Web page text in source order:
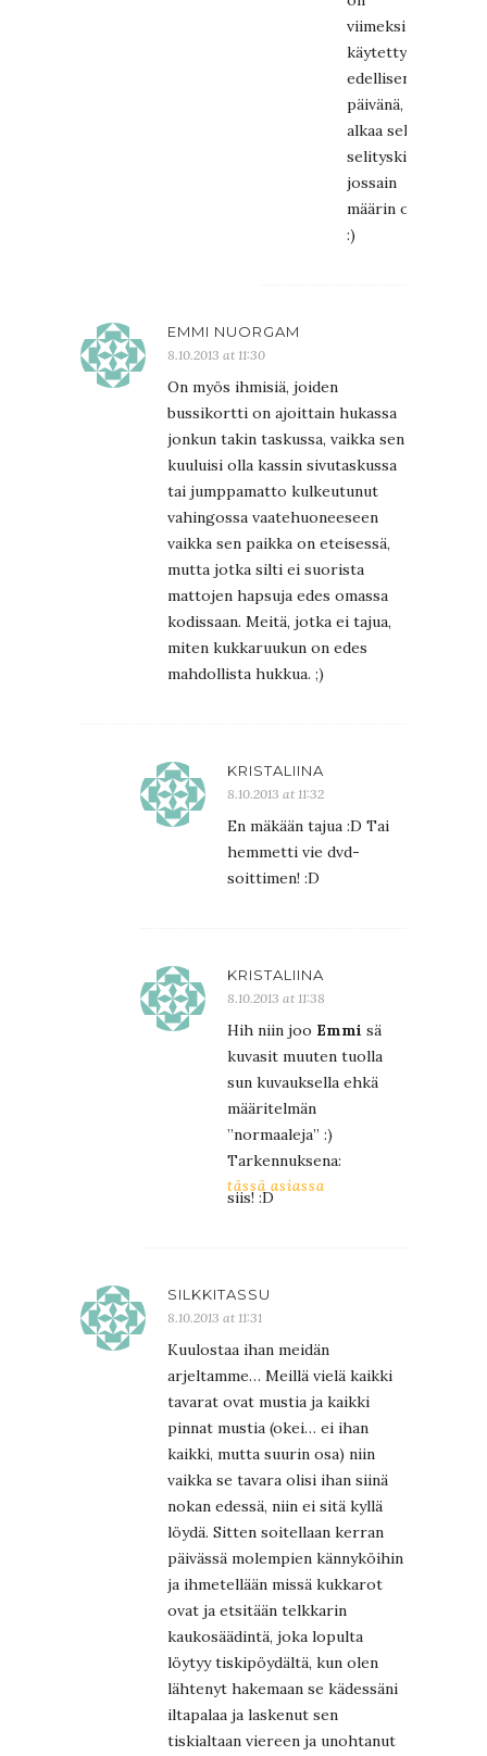
viimeksi
käytetty
edellisenä
päivänä,
alkaa sekin
selityskin ehkä
jossain
määrin ontua…
:)
EMMI NUORGAM
8.10.2013 at 11:30
On myös ihmisiä, joiden
bussikortti on ajoittain hukassa
jonkun takin taskussa, vaikka sen
kuuluisi olla kassin sivutaskussa
tai jumppamatto kulkeutunut
vahingossa vaatehuoneeseen
vaikka sen paikka on eteisessä,
mutta jotka silti ei suorista
mattojen hapsuja edes omassa
kodissaan. Meitä, jotka ei tajua,
miten kukkaruukun on edes
mahdollista hukkua. ;)
KRISTALIINA
8.10.2013 at 11:32
En mäkään tajua :D Tai
hemmetti vie dvd-
soittimen! :D
KRISTALIINA
8.10.2013 at 11:38
Hih niin joo Emmi sä
kuvasit muuten tuolla
sun kuvauksella ehkä
määritelmän
”normaaleja” :)
Tarkennuksena:
tässä asiassa
siis! :D
SILKKITASSU
8.10.2013 at 11:31
Kuulostaa ihan meidän
arjeltamme… Meillä vielä kaikki
tavarat ovat mustia ja kaikki
pinnat mustia (okei… ei ihan
kaikki, mutta suurin osa) niin
vaikka se tavara olisi ihan siinä
nokan edessä, niin ei sitä kyllä
löydä. Sitten soitellaan kerran
päivässä molempien kännyköihin
ja ihmetellään missä kukkarot
ovat ja etsitään telkkarin
kaukosäädintä, joka lopulta
löytyy tiskipöydältä, kun olen
lähtenyt hakemaan se kädessäni
iltapalaa ja laskenut sen
tiskialtaan viereen ja unohtanut